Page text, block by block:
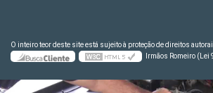
O inteiro teor deste site está sujeito à proteção de direitos
Irmãos Romeiro